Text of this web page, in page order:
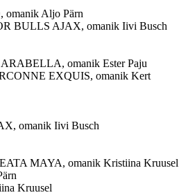
omanik Aljo Pärn
BULLS AJAX, omanik Iivi Busch
omanik Ester Paju
EXQUIS, omanik Kert
omanik Iivi Busch
MAYA, omanik Kristiina Kruusel
Kruusel